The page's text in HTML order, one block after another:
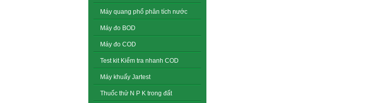
Máy quang phổ phân tích nước
Máy đo BOD
Máy đo COD
Test kit Kiểm tra nhanh COD
Máy khuấy Jartest
Thuốc thử N P K trong đất